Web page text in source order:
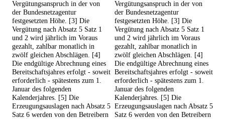
Vergütungsanspruch in der von
der Bundesnetzagentur
festgesetzten Höhe. [3] Die
Vergütung nach Absatz 5 Satz 1
und 2 wird jährlich im Voraus
gezahlt, zahlbar monatlich in
zwölf gleichen Abschlägen. [4]
Die endgültige Abrechnung eines
Bereitschaftsjahres erfolgt - soweit
erforderlich - spätestens zum 1.
Januar des folgenden
Kalenderjahres. [5] Die
Erzeugungsauslagen nach Absatz 5
Satz 6 werden von den Betreibern
Vergütungsanspruch in der von
der Bundesnetzagentur
festgesetzten Höhe. [3] Die
Vergütung nach Absatz 5 Satz 1
und 2 wird jährlich im Voraus
gezahlt, zahlbar monatlich in
zwölf gleichen Abschlägen. [4]
Die endgültige Abrechnung eines
Bereitschaftsjahres erfolgt - soweit
erforderlich - spätestens zum 1.
Januar des folgenden
Kalenderjahres. [5] Die
Erzeugungsauslagen nach Absatz 5
Satz 6 werden von den Betreibern